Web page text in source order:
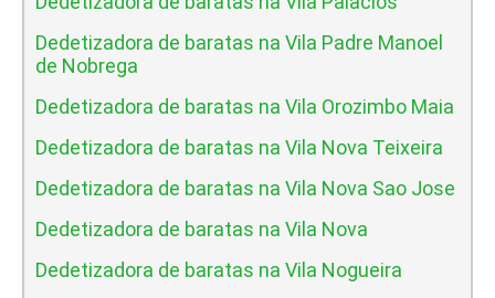
Dedetizadora de baratas na Vila Padre Manoel
de Nobrega
Dedetizadora de baratas na Vila Orozimbo Maia
Dedetizadora de baratas na Vila Nova Teixeira
Dedetizadora de baratas na Vila Nova Sao Jose
Dedetizadora de baratas na Vila Nova
Dedetizadora de baratas na Vila Nogueira